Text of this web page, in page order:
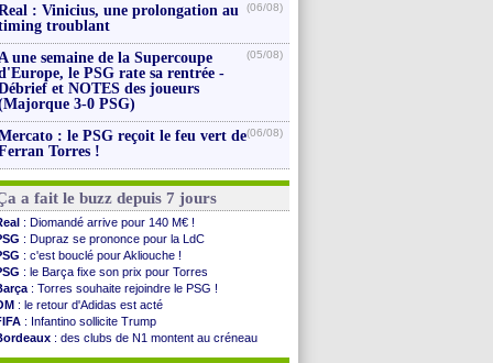
: Vinicius, une prolongation au
troublant
(06/08)
une semaine de la Supercoupe
le PSG rate sa rentrée -
et NOTES des joueurs
3-0 PSG)
(05/08)
: le PSG reçoit le feu vert de
Torres !
(06/08)
a fait le buzz depuis 7 jours
: Diomandé arrive pour 140 M€ !
: Dupraz se prononce pour la LdC
: c'est bouclé pour Akliouche !
: le Barça fixe son prix pour Torres
: Torres souhaite rejoindre le PSG !
: le retour d'Adidas est acté
: Infantino sollicite Trump
: des clubs de N1 montent au créneau